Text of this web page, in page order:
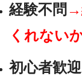
経験不問 →
くれない
初心者歓迎